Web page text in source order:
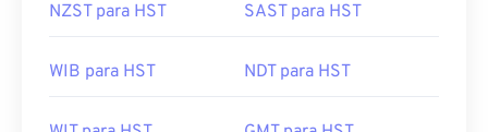
NZST para HST SAST para HST
WIB para HST NDT para HST